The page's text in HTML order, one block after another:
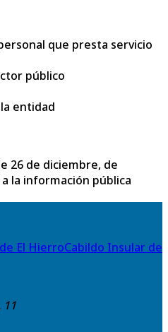
que presta servicio
público
entidad
26 de diciembre, de
la información pública
Cabildo Insular de
11